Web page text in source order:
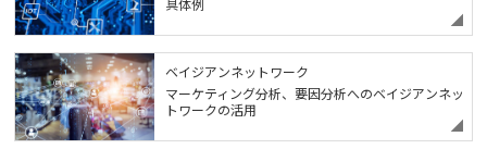
具体例
ベイジアンネットワーク
マーケティング分析、要因分析へのベイジアンネッ
トワークの活用